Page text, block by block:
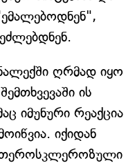
ღრმად იყო
ის
იმუნური რეაქცია
იქიდან